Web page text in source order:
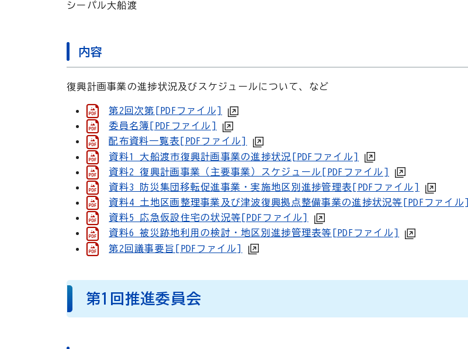
シーパル大船渡
内容
復興計画事業の進捗状況及びスケジュールについて、など
第2回次第[PDFファイル]
委員名簿[PDFファイル]
配布資料一覧表[PDFファイル]
資料1 大船渡市復興計画事業の進捗状況[PDFファイル]
資料2 復興計画事業（主要事業）スケジュール[PDFファイル]
資料3 防災集団移転促進事業・実施地区別進捗管理表[PDFファイル]
資料4 土地区画整理事業及び津波復興拠点整備事業の進捗状況等[PDFファイル]
資料5 応急仮設住宅の状況等[PDFファイル]
資料6 被災跡地利用の検討・地区別進捗管理表等[PDFファイル]
第2回議事要旨[PDFファイル]
第1回推進委員会